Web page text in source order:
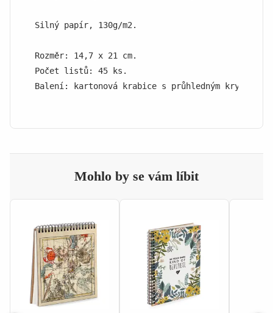
Silný papír, 130g/m2.
Rozměr: 14,7 x 21 cm.
Počet listů: 45 ks.
Balení: kartonová krabice s průhledným krytem.
Mohlo by se vám líbit